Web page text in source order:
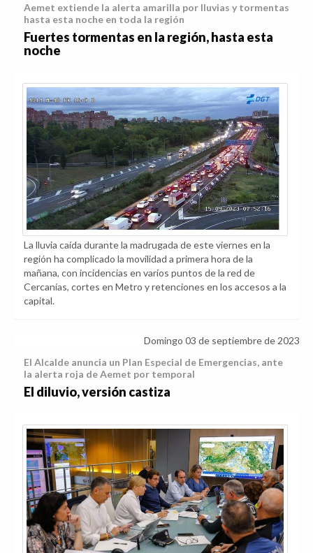
Aemet extiende la alerta amarilla por lluvias y tormentas
hasta esta noche en toda la región
Fuertes tormentas en la región, hasta esta
noche
La lluvia caída durante la madrugada de este viernes en la
región ha complicado la movilidad a primera hora de la
mañana, con incidencias en varios puntos de la red de
Cercanías, cortes en Metro y retenciones en los accesos a la
capital.
Domingo 03 de septiembre de 2023
El Alcalde anuncia un Plan Especial de Emergencias, ante
la alerta roja de Aemet por temporal
El diluvio, versión castiza